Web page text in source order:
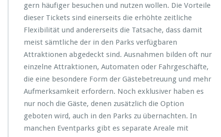
gern häufiger besuchen und nutzen wollen. Die Vorteile
dieser Tickets sind einerseits die erhöhte zeitliche
Flexibilität und andererseits die Tatsache, dass damit
meist sämtliche der in den Parks verfügbaren
Attraktionen abgedeckt sind. Ausnahmen bilden oft nur
einzelne Attraktionen, Automaten oder Fahrgeschäfte,
die eine besondere Form der Gästebetreuung und mehr
Aufmerksamkeit erfordern. Noch exklusiver haben es
nur noch die Gäste, denen zusätzlich die Option
geboten wird, auch in den Parks zu übernachten. In
manchen Eventparks gibt es separate Areale mit